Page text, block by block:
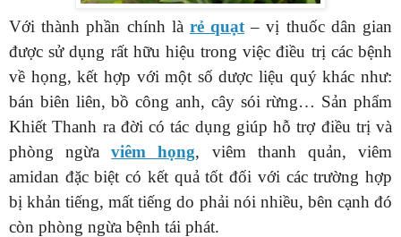
Với thành phần chính là rẻ quạt – vị thuốc dân gian
được sử dụng rất hữu hiệu trong việc điều trị các bệnh
về họng, kết hợp với một số dược liệu quý khác như:
bán biên liên, bồ công anh, cây sói rừng… Sản phẩm
Khiết Thanh ra đời có tác dụng giúp hỗ trợ điều trị và
phòng ngừaviêm họng, viêm thanh quản, viêm
amidan đặc biệt có kết quả tốt đối với các trường hợp
bị khản tiếng, mất tiếng do phải nói nhiều, bên cạnh đó
còn phòng ngừa bệnh tái phát.